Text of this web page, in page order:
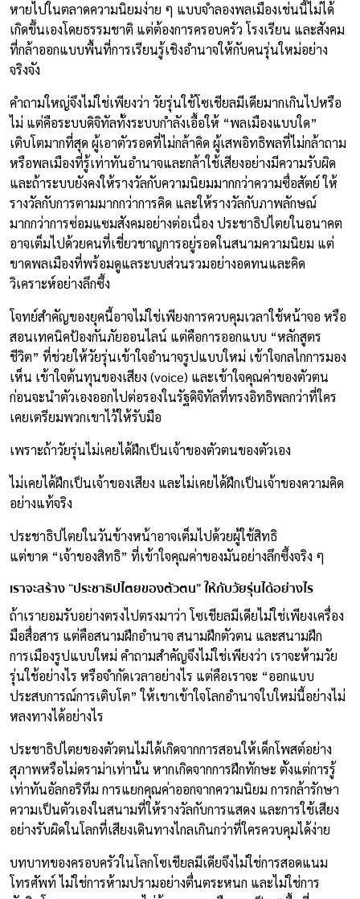
หายไปในตลาดความนิยมง่าย ๆ แบบจำลองพลเมืองเช่นนี้ไม่ได้
เกิดขึ้นเองโดยธรรมชาติ แต่ต้องการครอบครัว โรงเรียน และสังคม
ที่กล้าออกแบบพื้นที่การเรียนรู้เชิงอำนาจให้กับคนรุ่นใหม่อย่าง
จริงจัง
คำถามใหญ่จึงไม่ใช่เพียงว่า วัยรุ่นใช้โซเชียลมีเดียมากเกินไปหรือ
ไม่ แต่คือระบบดิจิทัลทั้งระบบกำลังเอื้อให้ “พลเมืองแบบใด”
เติบโตมากที่สุด ผู้เอาตัวรอดที่ไม่กล้าคิด ผู้เสพอิทธิพลที่ไม่กล้าถาม
หรือพลเมืองที่รู้เท่าทันอำนาจและกล้าใช้เสียงอย่างมีความรับผิด
และถ้าระบบยังคงให้รางวัลกับความนิยมมากกว่าความซื่อสัตย์ ให้
รางวัลกับการตามมากกว่าการคิด และให้รางวัลกับภาพลักษณ์
มากกว่าการซ่อมแซมสังคมอย่างต่อเนื่อง ประชาธิปไตยในอนาคต
อาจเต็มไปด้วยคนที่เชี่ยวชาญการอยู่รอดในสนามความนิยม แต่
ขาดพลเมืองที่พร้อมดูแลระบบส่วนรวมอย่างอดทนและคิด
วิเคราะห์อย่างลึกซึ้ง
โจทย์สำคัญของยุคนี้อาจไม่ใช่เพียงการควบคุมเวลาใช้หน้าจอ หรือ
สอนเทคนิคป้องกันภัยออนไลน์ แต่คือการออกแบบ “หลักสูตร
ชีวิต” ที่ช่วยให้วัยรุ่นเข้าใจอำนาจรูปแบบใหม่ เข้าใจกลไกการมอง
เห็น เข้าใจต้นทุนของเสียง (voice) และเข้าใจคุณค่าของตัวตน
ก่อนจะนำตัวเองออกไปต่อรองในรัฐดิจิทัลที่ทรงอิทธิพลกว่าที่ใคร
เคยเตรียมพวกเขาไว้ให้รับมือ
เพราะถ้าวัยรุ่นไม่เคยได้ฝึกเป็นเจ้าของตัวตนของตัวเอง
ไม่เคยได้ฝึกเป็นเจ้าของเสียง และไม่เคยได้ฝึกเป็นเจ้าของความคิด
อย่างแท้จริง
ประชาธิปไตยในวันข้างหน้าอาจเต็มไปด้วยผู้ใช้สิทธิ
แต่ขาด “เจ้าของสิทธิ” ที่เข้าใจคุณค่าของมันอย่างลึกซึ้งจริง ๆ
เราจะสร้าง “ประชาธิปไตยของตัวตน” ให้กับวัยรุ่นได้อย่างไร
ถ้าเรายอมรับอย่างตรงไปตรงมาว่า โซเชียลมีเดียไม่ใช่เพียงเครื่อง
มือสื่อสาร แต่คือสนามฝึกอำนาจ สนามฝึกตัวตน และสนามฝึก
การเมืองรูปแบบใหม่ คำถามสำคัญจึงไม่ใช่เพียงว่า เราจะห้ามวัย
รุ่นใช้อย่างไร หรือจำกัดเวลาอย่างไร แต่คือเราจะ “ออกแบบ
ประสบการณ์การเติบโต” ให้เขาเข้าใจโลกอำนาจใบใหม่นี้อย่างไม่
หลงทางได้อย่างไร
ประชาธิปไตยของตัวตนไม่ได้เกิดจากการสอนให้เด็กโพสต์อย่าง
สุภาพหรือไม่ดราม่าเท่านั้น หากเกิดจากการฝึกทักษะ ตั้งแต่การรู้
เท่าทันอัลกอริทึม การแยกคุณค่าออกจากความนิยม การกล้ารักษา
ความเป็นตัวเองในสนามที่ให้รางวัลกับการแสดง และการใช้เสียง
อย่างรับผิดในโลกที่เสียงเดินทางไกลเกินกว่าที่ใครควบคุมได้ง่าย
บทบาทของครอบครัวในโลกโซเชียลมีเดียจึงไม่ใช่การสอดแนม
โทรศัพท์ ไม่ใช่การห้ามปรามอย่างตื่นตระหนก และไม่ใช่การ